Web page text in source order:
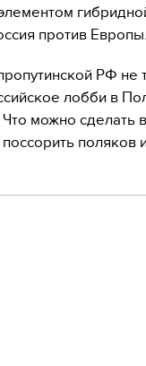
против Европы.
РФ не
лобби в
можно сделать
поляков